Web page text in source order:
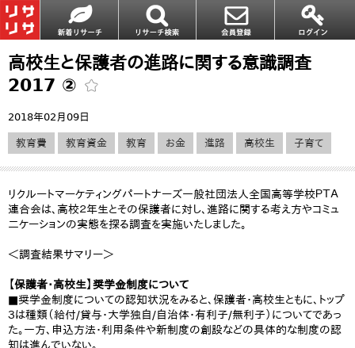
高校生と保護者の進路に関する意識調査
2017 ②
2018年02月09日
教育費 教育資金 教育 お金 進路 高校生 子育て
リクルートマーケティングパートナーズ一般社団法人全国高等学校ＰＴＡ
連合会は、高校２年生とその保護者に対し、進路に関する考え方やコミュ
二ケーションの実態を探る調査を実施いたしました。
＜調査結果サマリー＞
【保護者・高校生】奨学金制度について
■奨学金制度についての認知状況をみると、保護者・高校生ともに、トップ
３は種類（給付/貸与・大学独自/自治体・有利子/無利子）についてであっ
た。一方、申込方法・利用条件や新制度の創設などの具体的な制度の認
知は進んでいない。